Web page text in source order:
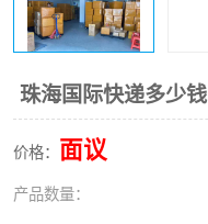
珠海国际快递多少钱
价格： 面议
产品数量：